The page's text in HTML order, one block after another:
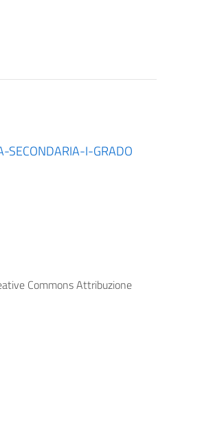
I-GRADO
Commons Attribuzione